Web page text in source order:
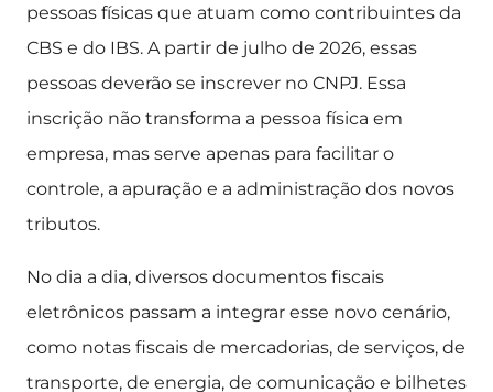
pessoas físicas que atuam como contribuintes da
CBS e do IBS. A partir de julho de 2026, essas
pessoas deverão se inscrever no CNPJ. Essa
inscrição não transforma a pessoa física em
empresa, mas serve apenas para facilitar o
controle, a apuração e a administração dos novos
tributos.
No dia a dia, diversos documentos fiscais
eletrônicos passam a integrar esse novo cenário,
como notas fiscais de mercadorias, de serviços, de
transporte, de energia, de comunicação e bilhetes